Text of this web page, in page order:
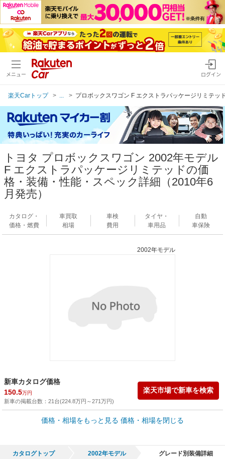
メニュー ログイン
楽天Carトップ プロボックスワゴン F エクストラパッケージリミテッ
トヨタ プロボックスワゴン 2002年モデル
F エクストラパッケージリミテッドの価
格・装備・性能・スペック詳細（2010年6
月発売）
カタログ・
価格・燃費
車買取
相場
車検
費用
タイヤ・
車用品
自動
車保険
2002年モデル
新車カタログ価格
150.5万円
新車の掲載台数： 21 台(224.8万円 ～271万円)
楽天市場で新車を検索
車買取価格 *
車買取相場
価格・相場をもっと見る 価格・相場を閉じる
カタログトップ 2002年モデル グレード別装備詳細